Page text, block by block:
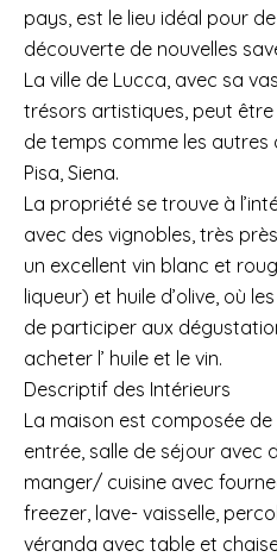
pays, est le lieu idéal pour
découverte de nouvelles
La ville de Lucca, avec sa
trésors artistiques, peut
de temps comme les autres
Pisa, Siena.
La propriété se trouve à
avec des vignobles, très
un excellent vin blanc et
liqueur) et huile d’olive, où
de participer aux
acheter l’ huile et le vin.
Descriptif des Intérieurs
La maison est composée
entrée, salle de séjour avec
manger/ cuisine avec
freezer, lave- vaisselle,
véranda avec table et